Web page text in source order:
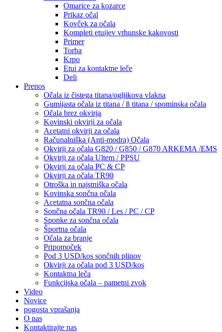
Omarice za kozarce
Prikaz očal
Kovček za očala
Kompleti etuijev vrhunske kakovosti
Primer
Torba
Krpo
Etui za kontaktne leče
Deli
Prenos
Očala iz čistega titana/ogljikova vlakna
Gumijasta očala iz titana / ß titana / spominska očala
Očala brez okvirja
Kovinski okvirji za očala
Acetatni okvirji za očala
Računalniška (Anti-modra) Očala
Okvirji za očala G820 / G850 / G870 ARKEMA /EMS
Okvirji za očala Ultem / PPSU
Okvirji za očala PC & CP
Okvirji za očala TR90
Otroška in najstniška očala
Kovinska sončna očala
Acetatna sončna očala
Sončna očala TR90 / Les / PC / CP
Sponke za sončna očala
Športna očala
Očala za branje
Pripomoček
Pod 3 USD/kos sončnih plinov
Okvirji za očala pod 3 USD/kos
Kontaktna leča
Funkcijska očala – pametni zvok
Video
Novice
pogosta vprašanja
O nas
Kontaktirajte nas